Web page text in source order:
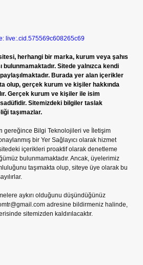
live:.cid.575569c608265c69
herhangi bir marka, kurum veya şahıs
bulunmamaktadır. Sitede yalnızca kendi
paylaşılmaktadır. Burada yer alan içerikler
olup, gerçek kurum ve kişiler hakkında
Gerçek kurum ve kişiler ile isim
Sitemizdeki bilgiler taslak
taşımazlar.
gereğince Bilgi Teknolojileri ve İletişim
bir Yer Sağlayıcı olarak hizmet
içerikleri proaktif olarak denetleme
bulunmamaktadır. Ancak, üyelerimiz
taşımakta olup, siteye üye olarak bu
aykırı olduğunu düşündüğünüz
adresine bildirmeniz halinde,
sitemizden kaldırılacaktır.